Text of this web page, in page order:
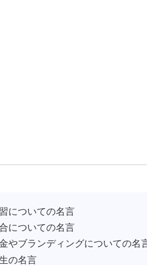
についての名言
についての名言
やブランディングについての名
の名言